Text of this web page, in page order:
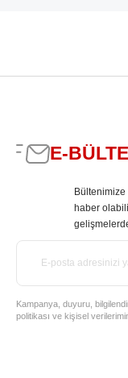
E-
Bültenimize
haber
Kampanya, duyuru,
politikası ve kişisel